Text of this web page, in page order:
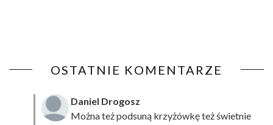
OSTATNIE KOMENTARZE
Daniel Drogosz
Można też podsuną krzyżówkęteż świetnie